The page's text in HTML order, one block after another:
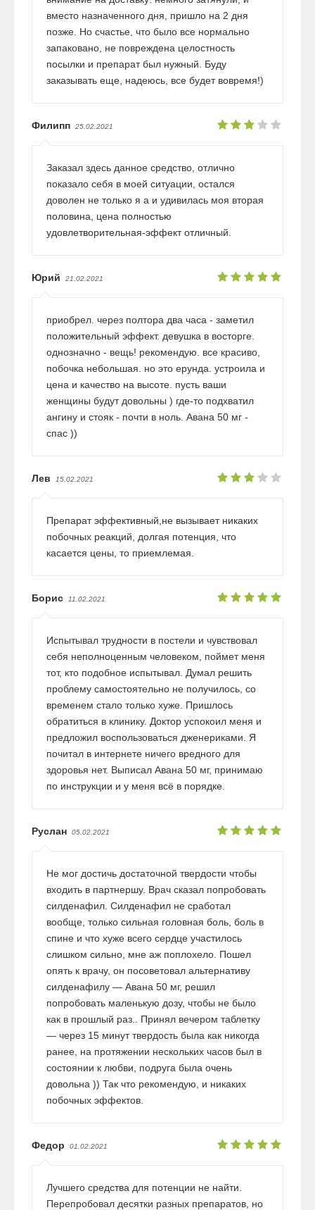
вместо назначенного дня, пришло на 2 дня
позже. Но счастье, что было все нормально
запаковано, не повреждена целостность
посылки и препарат был нужный. Буду
заказывать еще, надеюсь, все будет вовремя!)
Филипп 25.02.2021
Заказал здесь данное средство, отлично
показало себя в моей ситуации, остался
доволен не только я а и удивилась моя вторая
половина, цена полностью
удовлетворительная-эффект отличный.
Юрий 21.02.2021
приобрел. через полтора два часа - заметил
положительный эффект. девушка в восторге.
однозначно - вещь! рекомендую. все красиво,
побочка небольшая. но это ерунда. устроила и
цена и качество на высоте. пусть ваши
женщины будут довольны ) где-то подхватил
ангину и стояк - почти в ноль. Авана 50 мг -
спас ))
Лев 15.02.2021
Препарат эффективный,не вызывает никаких
побочных реакций, долгая потенция, что
касается цены, то приемлемая.
Борис 11.02.2021
Испытывал трудности в постели и чувствовал
себя неполноценным человеком, поймет меня
тот, кто подобное испытывал. Думал решить
проблему самостоятельно не получилось, со
временем стало только хуже. Пришлось
обратиться в клинику. Доктор успокоил меня и
предложил воспользоваться дженериками. Я
почитал в интернете ничего вредного для
здоровья нет. Выписал Авана 50 мг, принимаю
по инструкции и у меня всё в порядке.
Руслан 05.02.2021
Не мог достичь достаточной твердости чтобы
входить в партнершу. Врач сказал попробовать
силденафил. Силденафил не сработал
вообще, только сильная головная боль, боль в
спине и что хуже всего сердце участилось
слишком сильно, мне аж поплохело. Пошел
опять к врачу, он посоветовал альтернативу
силденафилу — Авана 50 мг, решил
попробовать маленькую дозу, чтобы не было
как в прошлый раз.. Принял вечером таблетку
— через 15 минут твердость была как никогда
ранее, на протяжении нескольких часов был в
состоянии к любви, подруга была очень
довольна )) Так что рекомендую, и никаких
побочных эффектов.
Федор 01.02.2021
Лучшего средства для потенции не найти.
Перепробовал десятки разных препаратов, но